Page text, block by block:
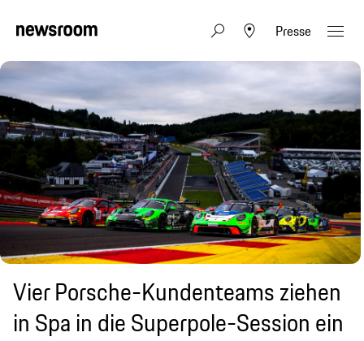
Presse
Vier Porsche-Kundenteams ziehen
in Spa in die Superpole-Session ein